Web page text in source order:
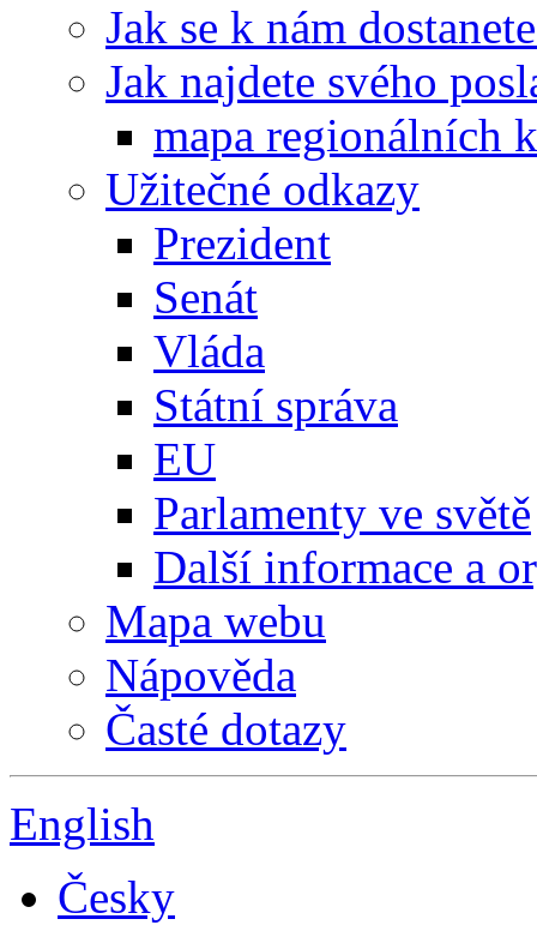
Jak se k nám
Jak najdete svého
mapa regionálních
Užitečné odkazy
Prezident
Senát
Vláda
Státní správa
EU
Parlamenty ve světě
Další informace a
Mapa webu
Nápověda
Časté dotazy
English
Česky